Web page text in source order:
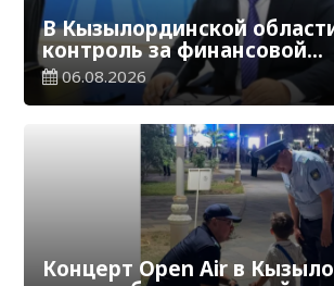
В Кызылординской
контроль за финансовой
дисциплиной
06.08.2026
Концерт Open Air в